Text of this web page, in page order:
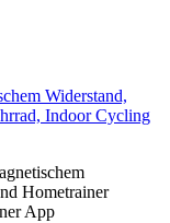
Widerstand,
Indoor Cycling
Hometrainer
App